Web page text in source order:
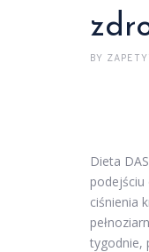
BY
Dieta
podejściu
ciśnienia
tygodnie,